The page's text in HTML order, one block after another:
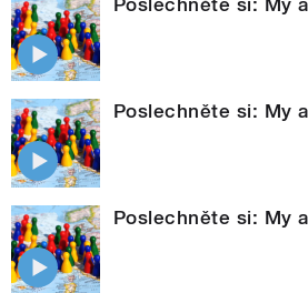
Poslechněte si: My
Poslechněte si: My